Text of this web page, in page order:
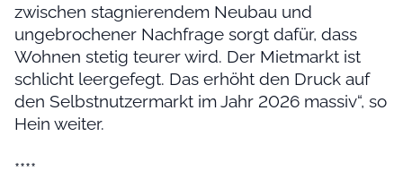
zwischen stagnierendem Neubau und
ungebrochener Nachfrage sorgt dafür, dass
Wohnen stetig teurer wird. Der Mietmarkt ist
schlicht leergefegt. Das erhöht den Druck auf
den Selbstnutzermarkt im Jahr 2026 massiv“, so
Hein weiter.
****